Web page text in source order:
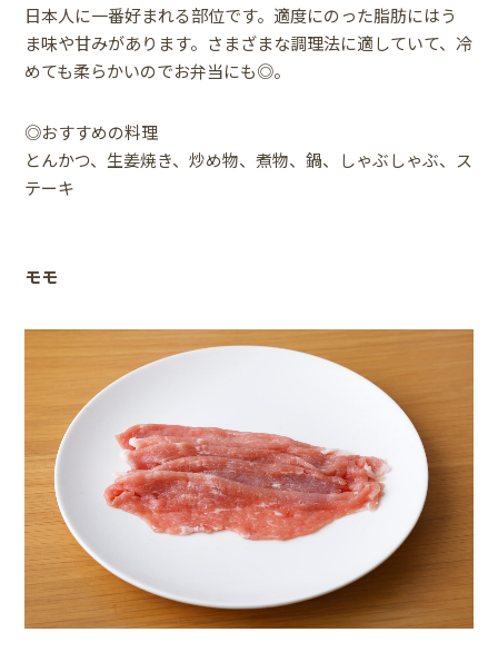
日本人に一番好まれる部位です。適度にのった脂肪にはう
ま味や甘みがあります。さまざまな調理法に適していて、冷
めても柔らかいのでお弁当にも◎。
◎おすすめの料理
とんかつ、生姜焼き、炒め物、煮物、鍋、しゃぶしゃぶ、ス
テーキ
モモ